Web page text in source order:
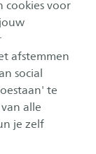
cookies voor
afstemmen
social
te
alle
je zelf
Design
Binnen
studenten
en
in